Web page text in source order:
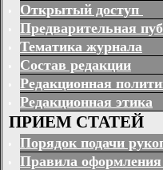
Открытый доступ
Предварительная
Тематика журнала
Состав редакции
Редакционная
Редакционная этика
ПРИЕМ СТАТЕЙ
Порядок подачи
Правила оформления